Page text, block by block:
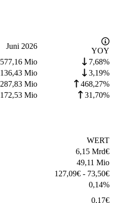
Juni 2026
YOY
577,16 Mio
7,68%
136,43 Mio
3,19%
287,83 Mio
468,27%
172,53 Mio 31,70%
WERT
6,15 Mrd€
49,11 Mio
127,09€ - 73,50€
0,14%
0,17€